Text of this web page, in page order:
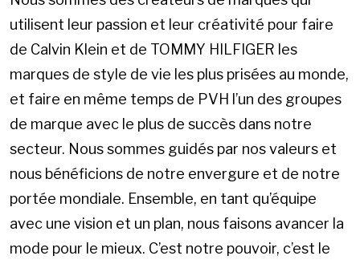
utilisent leur passion et leur créativité pour faire
de Calvin Klein et de TOMMY HILFIGER les
marques de style de vie les plus prisées au monde,
et faire en même temps de PVH l’un des groupes
de marque avec le plus de succès dans notre
secteur. Nous sommes guidés par nos valeurs et
nous bénéficions de notre envergure et de notre
portée mondiale. Ensemble, en tant qu’équipe
avec une vision et un plan, nous faisons avancer la
mode pour le mieux. C’est notre pouvoir, c’est le